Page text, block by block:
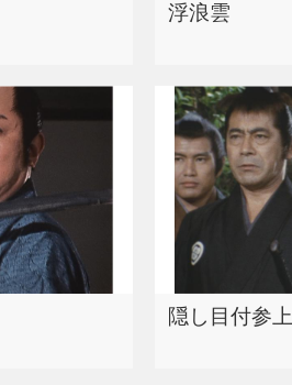
浮浪雲
隠し目付参上